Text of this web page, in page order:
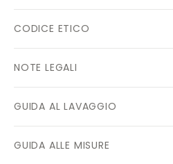
CODICE ETICO
NOTE LEGALI
GUIDA AL LAVAGGIO
GUIDA ALLE MISURE